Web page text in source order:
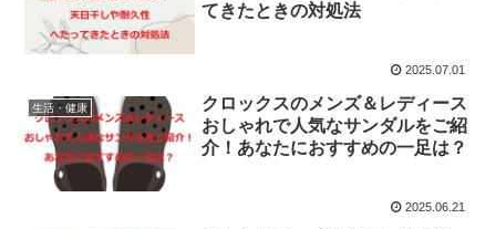
てきたときの対処法
2025.07.01
生活・健康
クロックスのメンズ＆レディース
おしゃれで人気なサンダルをご紹
介！あなたにおすすめの一足は？
2025.06.21